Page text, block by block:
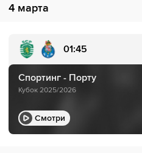
4 марта
01:45
Спортинг - Порту
Кубок 2025/2026
Смотри